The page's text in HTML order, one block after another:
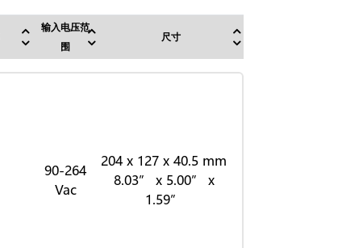
输入电压范
围
尺寸
90-264
Vac
204 x 127 x 40.5 mm
8.03” x 5.00” x
1.59”